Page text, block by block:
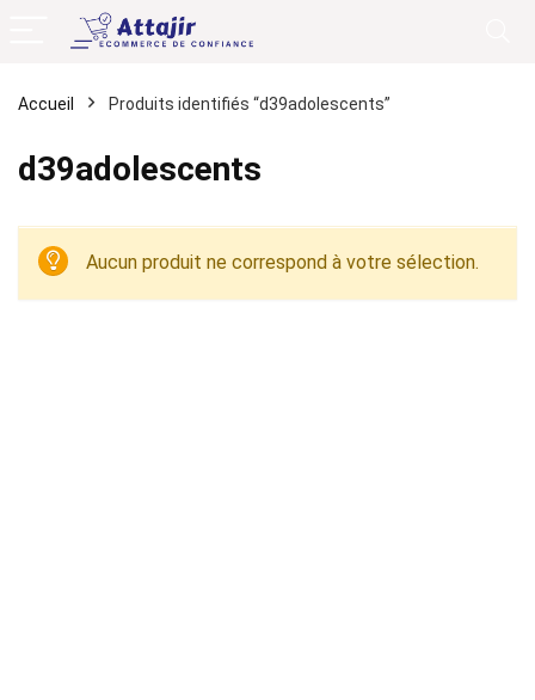
Accueil Produits identifiés “d39adolescents”
d39adolescents
Aucun produit ne correspond à votre sélection.